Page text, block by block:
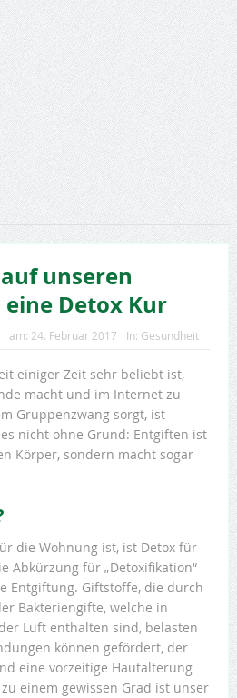
unseren
Detox Kur
am: 24. Februar 2017 In: Gesundheit
einiger Zeit sehr beliebt ist,
macht und im Internet zu
Gruppenzwang sorgt, ist
nicht ohne Grund: Entgiften ist
Körper, sondern macht sogar
die Wohnung ist, ist Detox für
Abkürzung für „Detoxifikation“
Entgiftung. Giftstoffe, die durch
Bakteriengifte, welche in
Luft enthalten sind, belasten
können gefördert, der
eine vorzeitige Hautalterung
einem gewissen Grad ist unser